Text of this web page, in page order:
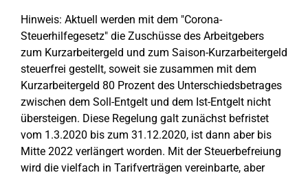
Hinweis: Aktuell werden mit dem "Corona-
Steuerhilfegesetz" die Zuschüsse des Arbeitgebers
zum Kurzarbeitergeld und zum Saison-Kurzarbeitergeld
steuerfrei gestellt, soweit sie zusammen mit dem
Kurzarbeitergeld 80 Prozent des Unterschiedsbetrages
zwischen dem Soll-Entgelt und dem Ist-Entgelt nicht
übersteigen. Diese Regelung galt zunächst befristet
vom 1.3.2020 bis zum 31.12.2020, ist dann aber bis
Mitte 2022 verlängert worden. Mit der Steuerbefreiung
wird die vielfach in Tarifverträgen vereinbarte, aber